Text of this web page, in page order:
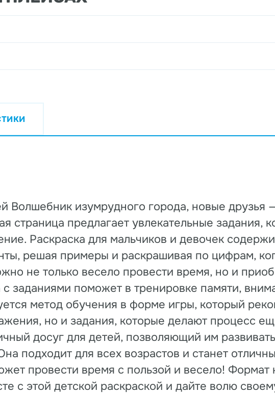
Волшебник изумрудного города, новые друзья
страница предлагает увлекательные задания,
Раскраска для мальчиков и девочек
решая примеры и раскрашивая по цифрам,
не только весело провести время, но и
заданиями поможет в тренировке памяти,
метод обучения в форме игры, который
но и задания, которые делают процесс
досуг для детей, позволяющий им
подходит для всех возрастов и станет
провести время с пользой и весело! Формат
с этой детской раскраской и дайте волю